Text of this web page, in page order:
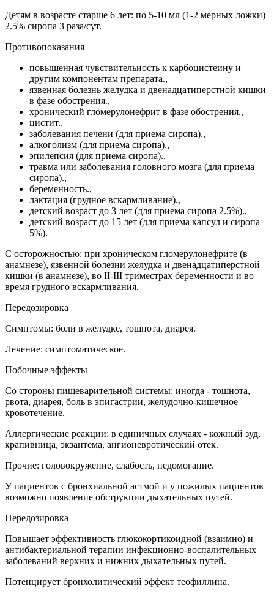
Детям в возрасте старше 6 лет: по 5-10 мл (1-2 мерных ложки)
2.5% сиропа 3 раза/сут.
Противопоказания
повышенная чувствительность к карбоцистеину и
другим компонентам препарата.,
язвенная болезнь желудка и двенадцатиперстной кишки
в фазе обострения.,
хронический гломерулонефрит в фазе обострения.,
цистит.,
заболевания печени (для приема сиропа).,
алкоголизм (для приема сиропа).,
эпилепсия (для приема сиропа).,
травма или заболевания головного мозга (для приема
сиропа).,
беременность.,
лактация (грудное вскармливание).,
детский возраст до 3 лет (для приема сиропа 2.5%).,
детский возраст до 15 лет (для приема капсул и сиропа
5%).
С осторожностью: при хроническом гломерулонефрите (в
анамнезе), язвенной болезни желудка и двенадцатиперстной
кишки (в анамнезе), во II-III триместрах беременности и во
время грудного вскармливания.
Передозировка
Симптомы: боли в желудке, тошнота, диарея.
Лечение: симптоматическое.
Побочные эффекты
Со стороны пищеварительной системы: иногда - тошнота,
рвота, диарея, боль в эпигастрии, желудочно-кишечное
кровотечение.
Аллергические реакции: в единичных случаях - кожный зуд,
крапивница, экзантема, ангионевротический отек.
Прочие: головокружение, слабость, недомогание.
У пациентов с бронхиальной астмой и у пожилых пациентов
возможно появление обструкции дыхательных путей.
Передозировка
Повышает эффективность глюкокортикоидной (взаимно) и
антибактериальной терапии инфекционно-воспалительных
заболеваний верхних и нижних дыхательных путей.
Потенцирует бронхолитический эффект теофиллина.